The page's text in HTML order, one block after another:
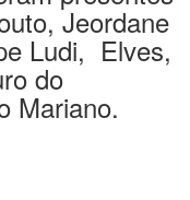
Jeordane
Ludi, Elves,
do
Mariano.